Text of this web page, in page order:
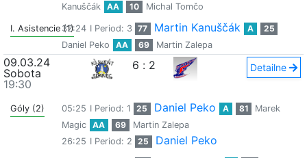
Kanuščák
AA 10 Michal Tomčo
I. Asistencie (1)32:24 I Period: 3 77 Martin Kanuščák A
25
Daniel Peko
AA 69 Martin Zalepa
09.03.24
Sobota
19:30
6 : 2 Detailne
Góly (2) 05:25 I Period: 1 25 Daniel Peko A 81
Marek
Magic
AA 69
Martin Zalepa
26:25 I Period: 2 25 Daniel Peko